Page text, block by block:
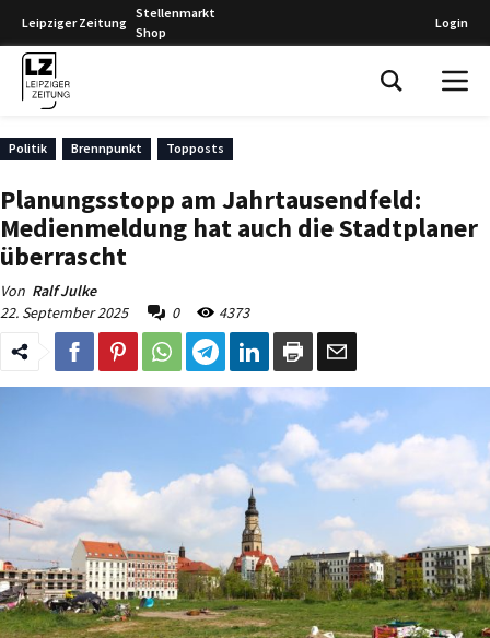
Leipziger Zeitung
Stellenmarkt
Shop
Login
Politik Brennpunkt Topposts
Planungsstopp am Jahrtausendfeld:
Medienmeldung hat auch die Stadtplaner
überrascht
Von Ralf Julke
22. September 2025
0 4373